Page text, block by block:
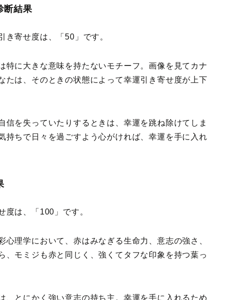
断結果
き寄せ度は、「50」です。
特に大きな意味を持たないモチーフ。画像を見てカナ
たは、そのときの状態によって幸運引き寄せ度が上下
信を失っていたりするときは、幸運を跳ね除けてしま
持ちで日々を過ごすよう心がければ、幸運を手に入れ
度は、「100」です。
心理学において、赤はみなぎる生命力、意志の強さ、
、モミジも赤と同じく、強くてタフな印象を持つ葉っ
、とにかく強い意志の持ち主。幸運を手に入れるため